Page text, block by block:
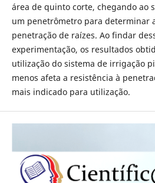
área de quinto corte, chegando ao
um penetrômetro para determinar
penetração de raízes. Ao findar
experimentação, os resultados
utilização do sistema de irrigação
menos afeta a resistência à
mais indicado para utilização.